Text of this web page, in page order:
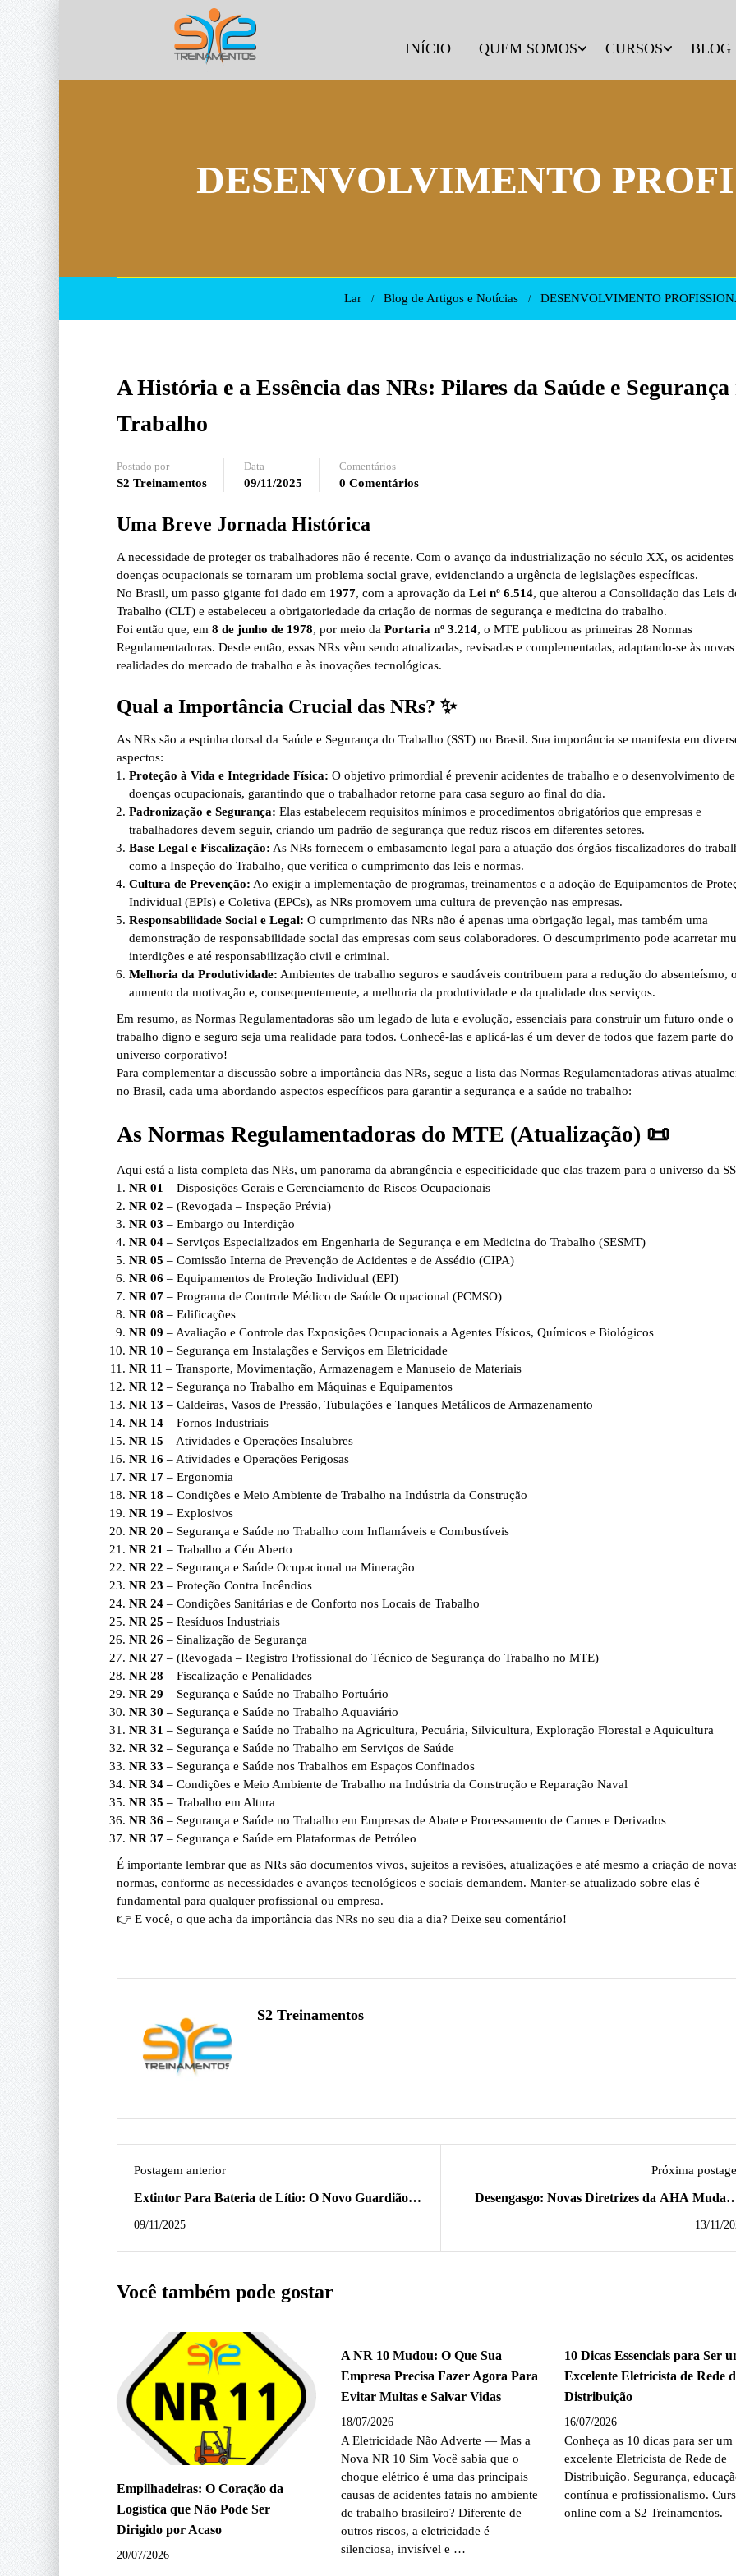
INÍCIO QUEM SOMOS CURSOS BLOG
DESENVOLVIMENTO
Lar Blog de Artigos e Notícias DESENVOLVIMENTO
A História e a Essência das NRs: Pilares da Saúde e Segurança
Trabalho
Postado por
S2 Treinamentos
Data
09/11/2025
Comentários
0 Comentários
Uma Breve Jornada Histórica
A necessidade de proteger os trabalhadores não é recente. Com o avanço da industrialização no século XX, os acidentes
doenças ocupacionais se tornaram um problema social grave, evidenciando a urgência de legislações específicas.
No Brasil, um passo gigante foi dado em 1977, com a aprovação da Lei nº 6.514, que alterou a Consolidação das Leis
Trabalho (CLT) e estabeleceu a obrigatoriedade da criação de normas de segurança e medicina do trabalho.
Foi então que, em 8 de junho de 1978, por meio da Portaria nº 3.214, o MTE publicou as primeiras 28 Normas
Regulamentadoras. Desde então, essas NRs vêm sendo atualizadas, revisadas e complementadas, adaptando-se às novas
realidades do mercado de trabalho e às inovações tecnológicas.
Qual a Importância Crucial das NRs? ✨
As NRs são a espinha dorsal da Saúde e Segurança do Trabalho (SST) no Brasil. Sua importância se manifesta em
aspectos:
Proteção à Vida e Integridade Física: O objetivo primordial é prevenir acidentes de trabalho e o desenvolvimento de
doenças ocupacionais, garantindo que o trabalhador retorne para casa seguro ao final do dia.
Padronização e Segurança: Elas estabelecem requisitos mínimos e procedimentos obrigatórios que empresas e
trabalhadores devem seguir, criando um padrão de segurança que reduz riscos em diferentes setores.
Base Legal e Fiscalização: As NRs fornecem o embasamento legal para a atuação dos órgãos fiscalizadores do
como a Inspeção do Trabalho, que verifica o cumprimento das leis e normas.
Cultura de Prevenção: Ao exigir a implementação de programas, treinamentos e a adoção de Equipamentos de
Individual (EPIs) e Coletiva (EPCs), as NRs promovem uma cultura de prevenção nas empresas.
Responsabilidade Social e Legal: O cumprimento das NRs não é apenas uma obrigação legal, mas também uma
demonstração de responsabilidade social das empresas com seus colaboradores. O descumprimento pode acarretar
interdições e até responsabilização civil e criminal.
Melhoria da Produtividade: Ambientes de trabalho seguros e saudáveis contribuem para a redução do absenteísmo,
aumento da motivação e, consequentemente, a melhoria da produtividade e da qualidade dos serviços.
Em resumo, as Normas Regulamentadoras são um legado de luta e evolução, essenciais para construir um futuro onde o
trabalho digno e seguro seja uma realidade para todos. Conhecê-las e aplicá-las é um dever de todos que fazem parte do
universo corporativo!
Para complementar a discussão sobre a importância das NRs, segue a lista das Normas Regulamentadoras ativas
no Brasil, cada uma abordando aspectos específicos para garantir a segurança e a saúde no trabalho:
As Normas Regulamentadoras do MTE (Atualização) 📜
Aqui está a lista completa das NRs, um panorama da abrangência e especificidade que elas trazem para o universo da
NR 01 – Disposições Gerais e Gerenciamento de Riscos Ocupacionais
NR 02 – (Revogada – Inspeção Prévia)
NR 03 – Embargo ou Interdição
NR 04 – Serviços Especializados em Engenharia de Segurança e em Medicina do Trabalho (SESMT)
NR 05 – Comissão Interna de Prevenção de Acidentes e de Assédio (CIPA)
NR 06 – Equipamentos de Proteção Individual (EPI)
NR 07 – Programa de Controle Médico de Saúde Ocupacional (PCMSO)
NR 08 – Edificações
NR 09 – Avaliação e Controle das Exposições Ocupacionais a Agentes Físicos, Químicos e Biológicos
NR 10 – Segurança em Instalações e Serviços em Eletricidade
NR 11 – Transporte, Movimentação, Armazenagem e Manuseio de Materiais
NR 12 – Segurança no Trabalho em Máquinas e Equipamentos
NR 13 – Caldeiras, Vasos de Pressão, Tubulações e Tanques Metálicos de Armazenamento
NR 14 – Fornos Industriais
NR 15 – Atividades e Operações Insalubres
NR 16 – Atividades e Operações Perigosas
NR 17 – Ergonomia
NR 18 – Condições e Meio Ambiente de Trabalho na Indústria da Construção
NR 19 – Explosivos
NR 20 – Segurança e Saúde no Trabalho com Inflamáveis e Combustíveis
NR 21 – Trabalho a Céu Aberto
NR 22 – Segurança e Saúde Ocupacional na Mineração
NR 23 – Proteção Contra Incêndios
NR 24 – Condições Sanitárias e de Conforto nos Locais de Trabalho
NR 25 – Resíduos Industriais
NR 26 – Sinalização de Segurança
NR 27 – (Revogada – Registro Profissional do Técnico de Segurança do Trabalho no MTE)
NR 28 – Fiscalização e Penalidades
NR 29 – Segurança e Saúde no Trabalho Portuário
NR 30 – Segurança e Saúde no Trabalho Aquaviário
NR 31 – Segurança e Saúde no Trabalho na Agricultura, Pecuária, Silvicultura, Exploração Florestal e Aquicultura
NR 32 – Segurança e Saúde no Trabalho em Serviços de Saúde
NR 33 – Segurança e Saúde nos Trabalhos em Espaços Confinados
NR 34 – Condições e Meio Ambiente de Trabalho na Indústria da Construção e Reparação Naval
NR 35 – Trabalho em Altura
NR 36 – Segurança e Saúde no Trabalho em Empresas de Abate e Processamento de Carnes e Derivados
NR 37 – Segurança e Saúde em Plataformas de Petróleo
É importante lembrar que as NRs são documentos vivos, sujeitos a revisões, atualizações e até mesmo a criação de
normas, conforme as necessidades e avanços tecnológicos e sociais demandem. Manter-se atualizado sobre elas é
fundamental para qualquer profissional ou empresa.
👉 E você, o que acha da importância das NRs no seu dia a dia? Deixe seu comentário!
S2 Treinamentos
Postagem anterior
Extintor Para Bateria de Lítio: O Novo Guardião
da Segurança na Era Elétrica!
09/11/2025
Próxima
Desengasgo: Novas Diretrizes da AHA
Jogo! Você Sabe o Novo Passo a Passo para13/11/
Você também pode gostar
Empilhadeiras: O Coração da
Logística que Não Pode Ser
Dirigido por Acaso
20/07/2026
A NR 10 Mudou: O Que Sua
Empresa Precisa Fazer Agora Para
Evitar Multas e Salvar Vidas
18/07/2026
A Eletricidade Não Adverte — Mas a
Nova NR 10 Sim Você sabia que o
choque elétrico é uma das principais
causas de acidentes fatais no ambiente
de trabalho brasileiro? Diferente de
outros riscos, a eletricidade é
silenciosa, invisível e …
10 Dicas Essenciais para Ser
Excelente Eletricista de Rede
Distribuição
16/07/2026
Conheça as 10 dicas para ser um
excelente Eletricista de Rede de
Distribuição. Segurança,
contínua e profissionalismo.
online com a S2 Treinamentos.